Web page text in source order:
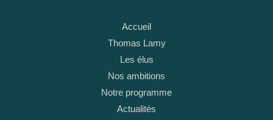
Accueil
Thomas Lamy
Les élus
Nos ambitions
Notre programme
Actualités